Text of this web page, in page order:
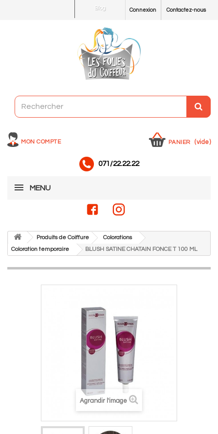
Contactez-nous
Connexion
Blog
MON COMPTE PANIER (vide)
071/22.22.22
MENU
Produits de Coiffure
Colorations
Coloration temporaire
BLUSH SATINE CHATAIN FONCE T 100 ML
Agrandir l'image